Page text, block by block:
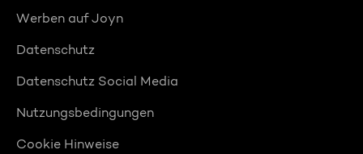
Werben auf Joyn
Datenschutz
Datenschutz Social Media
Nutzungsbedingungen
Cookie Hinweise